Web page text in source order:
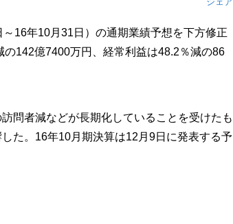
16年10月31日）の通期業績予想を下方修正
142億7400万円、経常利益は48.2％減の86
問者減などが長期化していることを受けたも
た。16年10月期決算は12月9日に発表する予